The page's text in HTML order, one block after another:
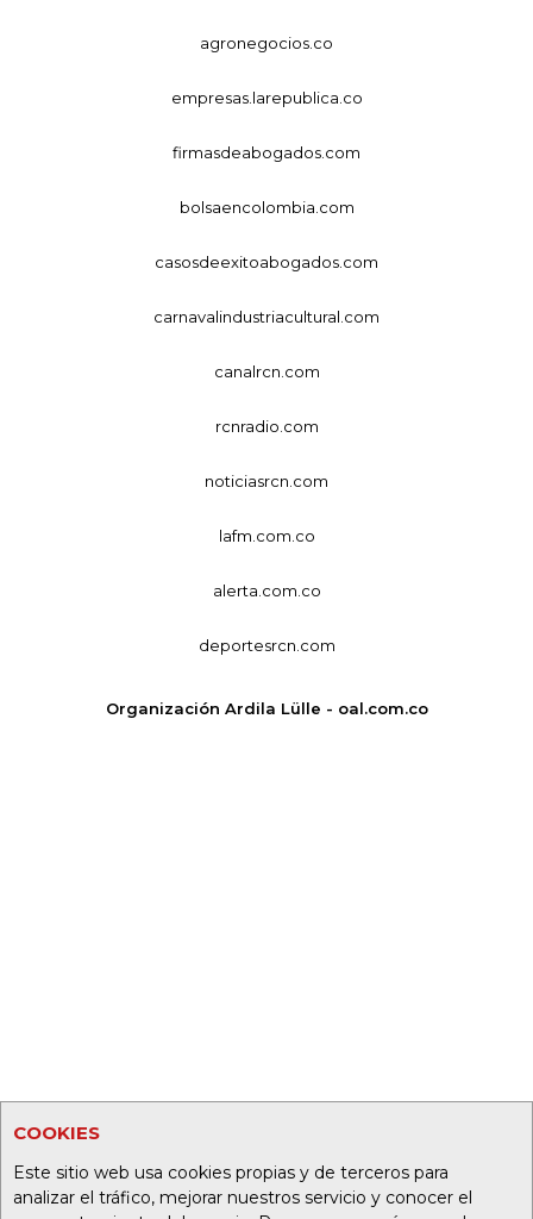
COOKIES
Este sitio web usa cookies propias y de terceros para
analizar el tráfico, mejorar nuestros servicio y conocer el
agronegocios.co
empresas.larepublica.co
firmasdeabogados.com
bolsaencolombia.com
casosdeexitoabogados.com
carnavalindustriacultural.com
canalrcn.com
rcnradio.com
noticiasrcn.com
lafm.com.co
alerta.com.co
deportesrcn.com
Organización Ardila Lülle - oal.com.co